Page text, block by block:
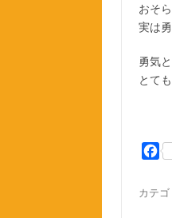
おそ
実は
勇気
とて
F
カテゴ